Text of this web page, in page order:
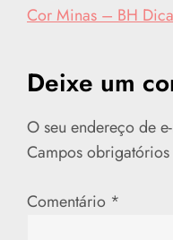
d
e
P
o
s
Cor Minas – BH
Deixe um
O seu endereço de
Campos
Comentário *